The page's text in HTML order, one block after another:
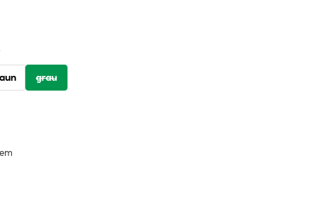
grau